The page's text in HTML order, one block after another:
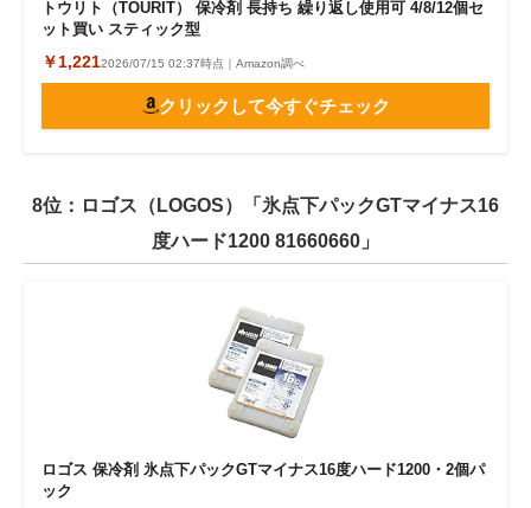
トウリト（TOURIT） 保冷剤 長持ち 繰り返し使用可 4/8/12個セ
ット買い スティック型
￥1,2212026/07/15 02:37時点｜Amazon調べ
クリックして今すぐチェック
8位：ロゴス（LOGOS）「氷点下パックGTマイナス16
度ハード1200 81660660」
ロゴス 保冷剤 氷点下パックGTマイナス16度ハード1200・2個パ
ック